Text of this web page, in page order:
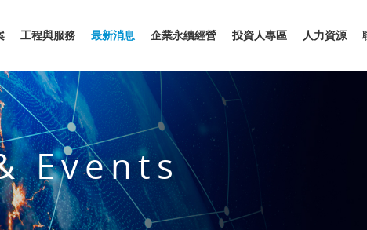
工程與服務 最新消息 企業永續經營 投資人專區 人力資源
Events